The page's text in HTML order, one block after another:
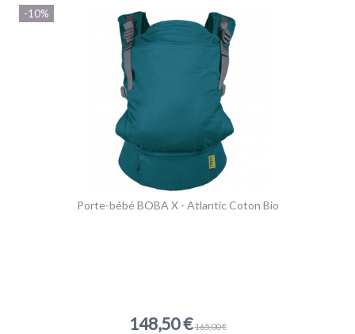
-10%
Porte-bébé BOBA X - Atlantic Coton Bio
148,50 € 165,00 €